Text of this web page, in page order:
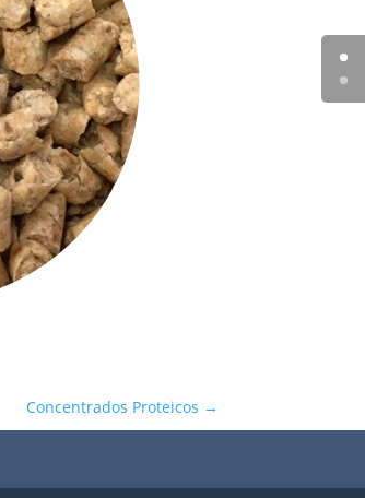
Concentrados Proteicos →